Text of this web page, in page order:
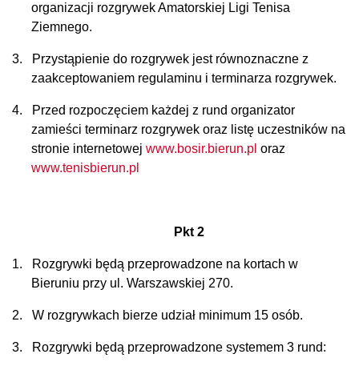
organizacji rozgrywek Amatorskiej Ligi Tenisa
Ziemnego.
3.
Przystąpienie do rozgrywek jest równoznaczne z
zaakceptowaniem regulaminu i terminarza rozgrywek.
4.
Przed rozpoczęciem każdej z rund organizator
zamieści terminarz rozgrywek oraz listę uczestników na
stronie internetowej www.bosir.bierun.pl oraz
www.tenisbierun.pl
Pkt 2
1.
Rozgrywki będą przeprowadzone na kortach w
Bieruniu przy ul. Warszawskiej 270.
2. W rozgrywkach bierze udział minimum 15 osób.
3. Rozgrywki będą przeprowadzone systemem 3 rund: